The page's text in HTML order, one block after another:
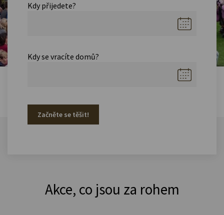
Kdy přijedete?
Kdy se vracíte domů?
Začněte se těšit!
Akce, co jsou za rohem